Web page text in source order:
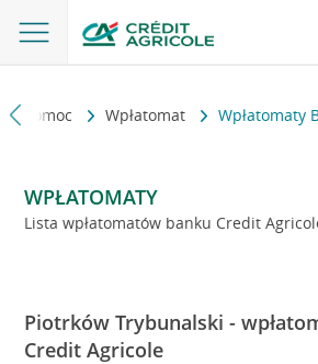
i pomoc Wpłatomat Wpłatomaty
WPŁATOMATY
Lista wpłatomatów banku Credit
Piotrków Trybunalski -
Credit Agricole